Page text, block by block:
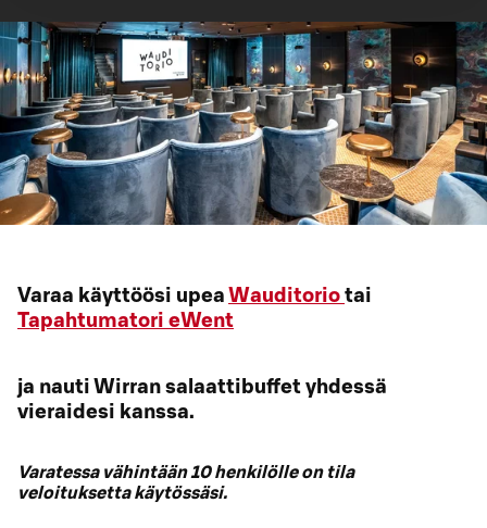
Varaa käyttöösi upea Wauditorio tai
Tapahtumatori eWent
ja nauti Wirran salaattibuffet yhdessä
vieraidesi kanssa.
Varatessa vähintään 10 henkilölle on tila
veloituksetta käytössäsi.